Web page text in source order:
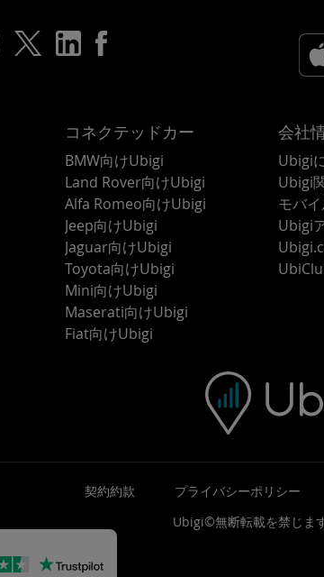
コネクテッドカー
BMW向けUbigi
Land Rover向けUbigi
Alfa Romeo向けUbigi
Jeep向けUbigi
Jaguar向けUbigi
Toyota向けUbigi
Mini向けUbigi
Maserati向けUbigi
Fiat向けUbigi
会社
Ubigi
Ubigi
モバ
Ubigi
契約約款 プライバシーポリシー
Ubigi©無断転載を禁じま